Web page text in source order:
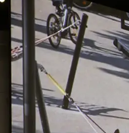
Arbeiten im öffentlichen Raum
Werke, sondern gewährt
skulpturales Frühwerk sowie in die
seiner Projekte zugrunde liegt.
Kapfer, grafisches Büro